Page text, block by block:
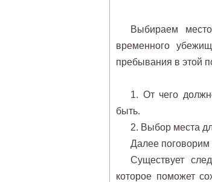
Выбираем
временного
пребывания в этой
1. От чего
быть.
2. Выбор места
Далее поговорим
Существует
которое поможет